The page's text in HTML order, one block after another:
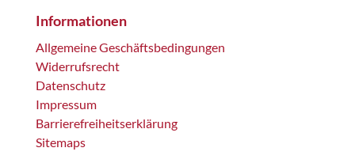
Informationen
Allgemeine Geschäftsbedingungen
Widerrufsrecht
Datenschutz
Impressum
Barrierefreiheitserklärung
Sitemaps